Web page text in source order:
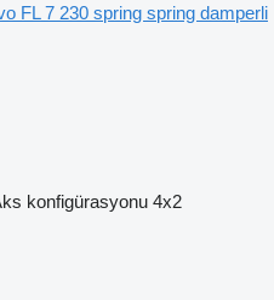
FL 7 230 spring spring damperli
konfigürasyonu 4x2